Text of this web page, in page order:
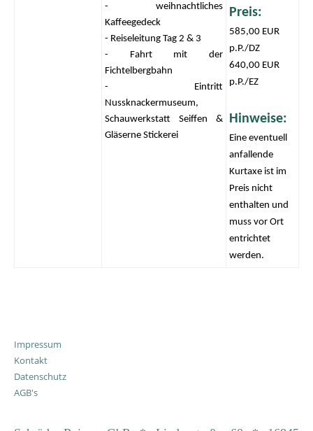
- weihnachtliches
Kaffeegedeck
- Reiseleitung Tag 2 & 3
- Fahrt mit der
Fichtelbergbahn
- Eintritt
Nussknackermuseum,
Schauwerkstatt Seiffen &
Gläserne Stickerei
Preis:
585,00 EUR
p.P./DZ
640,00 EUR
p.P./EZ
Hinweise:
Eine eventuell
anfallende
Kurtaxe ist im
Preis nicht
enthalten und
muss vor Ort
entrichtet
werden.
Impressum
Kontakt
Datenschutz
AGB's